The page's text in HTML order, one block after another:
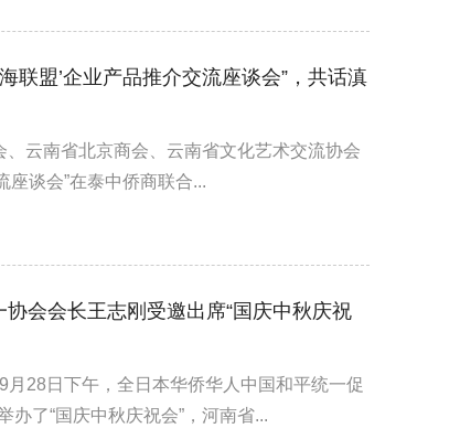
联盟’企业产品推介交流座谈会”，共话滇
云南省北京商会、云南省文化艺术交流协会
座谈会”在泰中侨商联合...
会会长王志刚受邀出席“国庆中秋庆祝
28日下午，全日本华侨华人中国和平统一促
了“国庆中秋庆祝会”，河南省...